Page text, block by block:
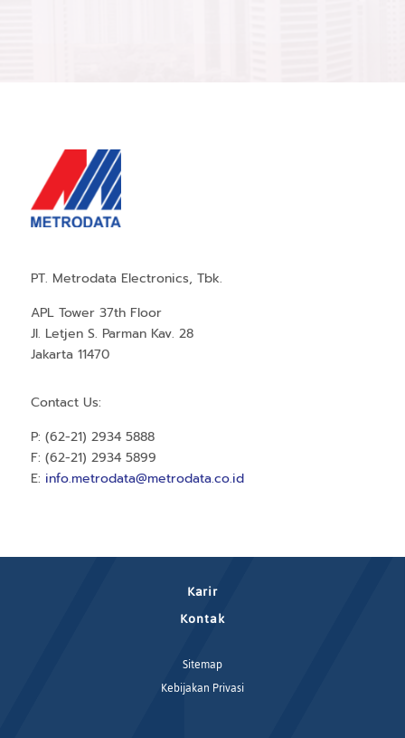
PT. Metrodata Electronics, Tbk.
APL Tower 37th Floor
Jl. Letjen S. Parman Kav. 28
Jakarta 11470
Contact Us:
P: (62-21) 2934 5888
F: (62-21) 2934 5899
E: info.metrodata@metrodata.co.id
Karir
Kontak
Sitemap
Kebijakan Privasi